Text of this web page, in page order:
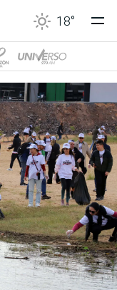
18°